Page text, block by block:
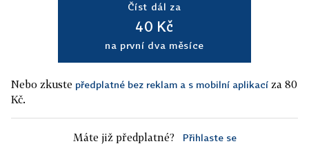
Číst dál za
40 Kč
na první dva měsíce
Nebo zkuste předplatné bez reklam a s mobilní aplikací za 80
Kč.
Máte již předplatné? Přihlaste se